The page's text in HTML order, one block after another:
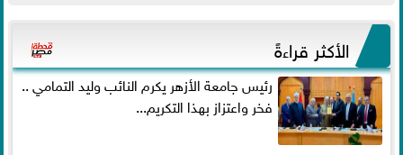
الأكثر قراءةً
رئيس جامعة الأزهر يكرم النائب وليد التمامي ..
فخر واعتزاز بهذا التكريم...